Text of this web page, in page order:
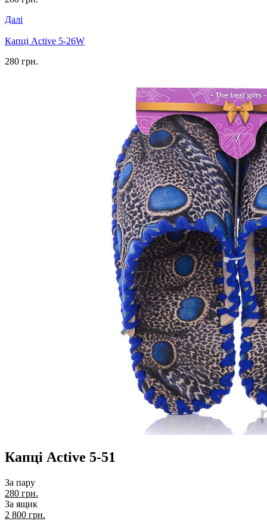
Далі
Капці Active 5-26W
280 грн.
Капці Active 5-51
За пару
280 грн.
За ящик
2 800 грн.